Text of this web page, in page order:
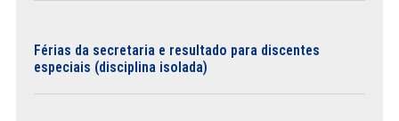
Férias da secretaria e resultado para discentes
especiais (disciplina isolada)